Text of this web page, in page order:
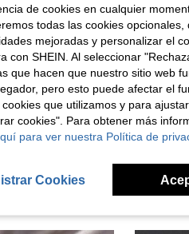
Reseñas
de cookies en cualquier
todas las cookies
mejoradas y personalizar el
con SHEIN. Al seleccionar
que hacen que nuestro sitio web
pero esto puede afectar el
que utilizamos y para
cookies". Para obtener más
para ver nuestra Política de
Cookies